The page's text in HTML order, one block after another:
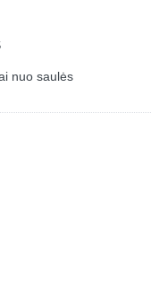
nuo saulės